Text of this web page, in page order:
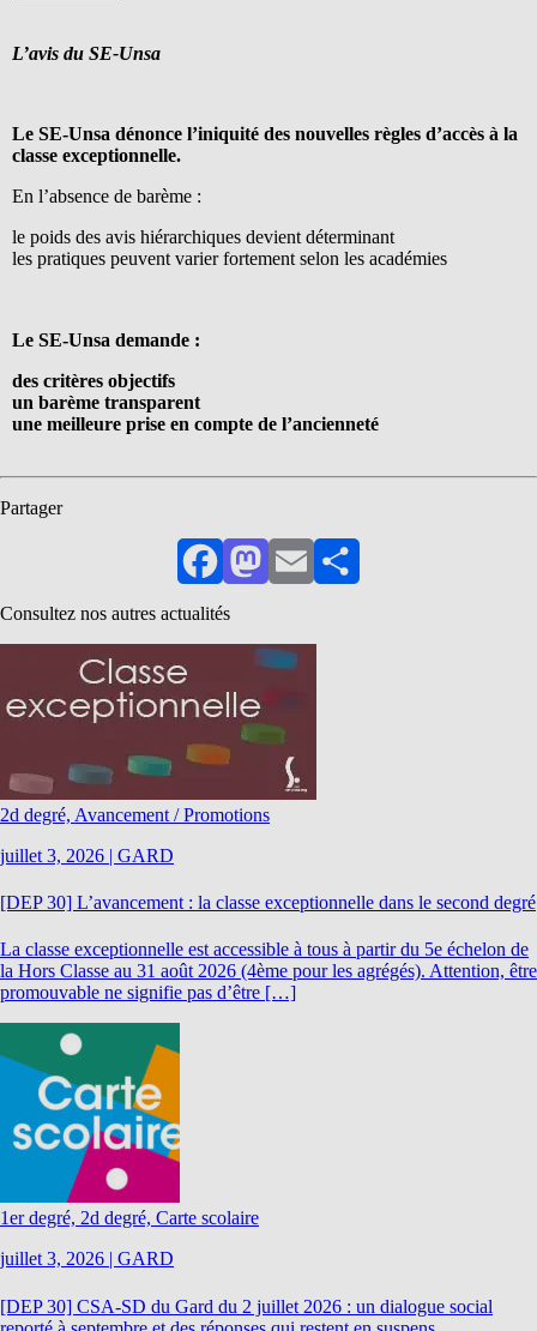
L’avis du SE-Unsa
Le SE-Unsa dénonce l’iniquité des nouvelles règles d’accès à la
classe exceptionnelle.
En l’absence de barème :
le poids des avis hiérarchiques devient déterminant
les pratiques peuvent varier fortement selon les académies
Le SE-Unsa demande :
des critères objectifs
un barème transparent
une meilleure prise en compte de l’ancienneté
Partager
FacebookMastodon
EmailPartager
Consultez nos autres actualités
2d degré, Avancement / Promotions
juillet 3, 2026 | GARD
[DEP 30] L’avancement : la classe exceptionnelle dans le second degré
La classe exceptionnelle est accessible à tous à partir du 5e échelon de
la Hors Classe au 31 août 2026 (4ème pour les agrégés). Attention, être
promouvable ne signifie pas d’être […]
1er degré, 2d degré, Carte scolaire
juillet 3, 2026 | GARD
[DEP 30] CSA-SD du Gard du 2 juillet 2026 : un dialogue social